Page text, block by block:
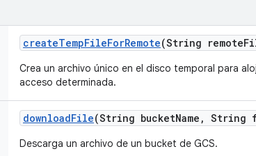
createTempFileForRemote(String remote
Crea un archivo único en el disco temporal para
acceso determinada.
downloadFile(String bucketName , String
Descarga un archivo de un bucket de GCS.